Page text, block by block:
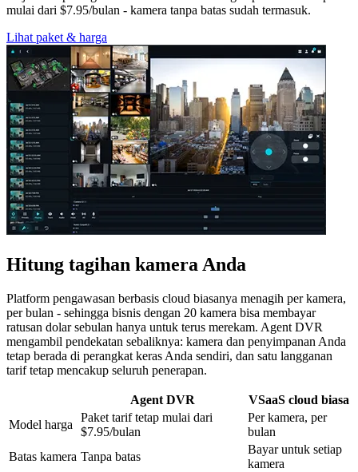
mulai dari $7.95/bulan - kamera tanpa batas sudah termasuk.
Lihat paket & harga
Hitung tagihan kamera Anda
Platform pengawasan berbasis cloud biasanya menagih per kamera,
per bulan - sehingga bisnis dengan 20 kamera bisa membayar
ratusan dolar sebulan hanya untuk terus merekam. Agent DVR
mengambil pendekatan sebaliknya: kamera dan penyimpanan Anda
tetap berada di perangkat keras Anda sendiri, dan satu langganan
tarif tetap mencakup seluruh penerapan.
Agent DVR
VSaaS cloud biasa
Model harga
Paket tarif tetap mulai dari
$7.95/bulan
Per kamera, per
bulan
Batas kamera Tanpa batas
Bayar untuk setiap
kamera